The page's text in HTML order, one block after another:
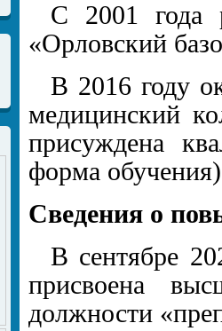
С 2001 года
«Орловский
В 2016 году
медицинский
присуждена
форма
Сведения о
В сентябре
присвоена
должности